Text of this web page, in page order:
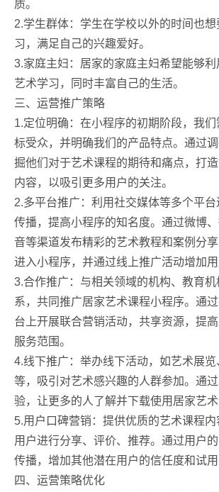
质。
2.学生群体：学生在学校以外的时间也
习，满足自己的兴趣爱好。
3.家庭主妇：居家的家庭主妇希望能够
艺术学习，同时丰富自己的生活。
三、运营推广策略
1.定位明确：在小程序的初期阶段，我们
标受众，并明确我们的产品特点。通过
掘他们对于艺术课程的期待和痛点，打
内容，以吸引更多用户的关注。
2.多平台推广：利用社交媒体等多个平
传播，提高小程序的知名度。通过微博
音等渠道发布精彩的艺术教程和案例分
进入小程序，并通过线上推广活动增加用
3.合作推广：与相关领域的机构、教育
系，共同推广居家艺术课程小程序。通
台上开展联合营销活动，共享资源，提
服务范围。
4.线下推广：举办线下活动，如艺术展
等，吸引对艺术感兴趣的人群参加。通
验，让更多的人了解并下载使用居家艺术
5.用户口碑营销：提供优质的艺术课程
用户进行分享、评价、推荐。通过用户
传播，增加其他潜在用户的信任度和试用
四、运营策略优化